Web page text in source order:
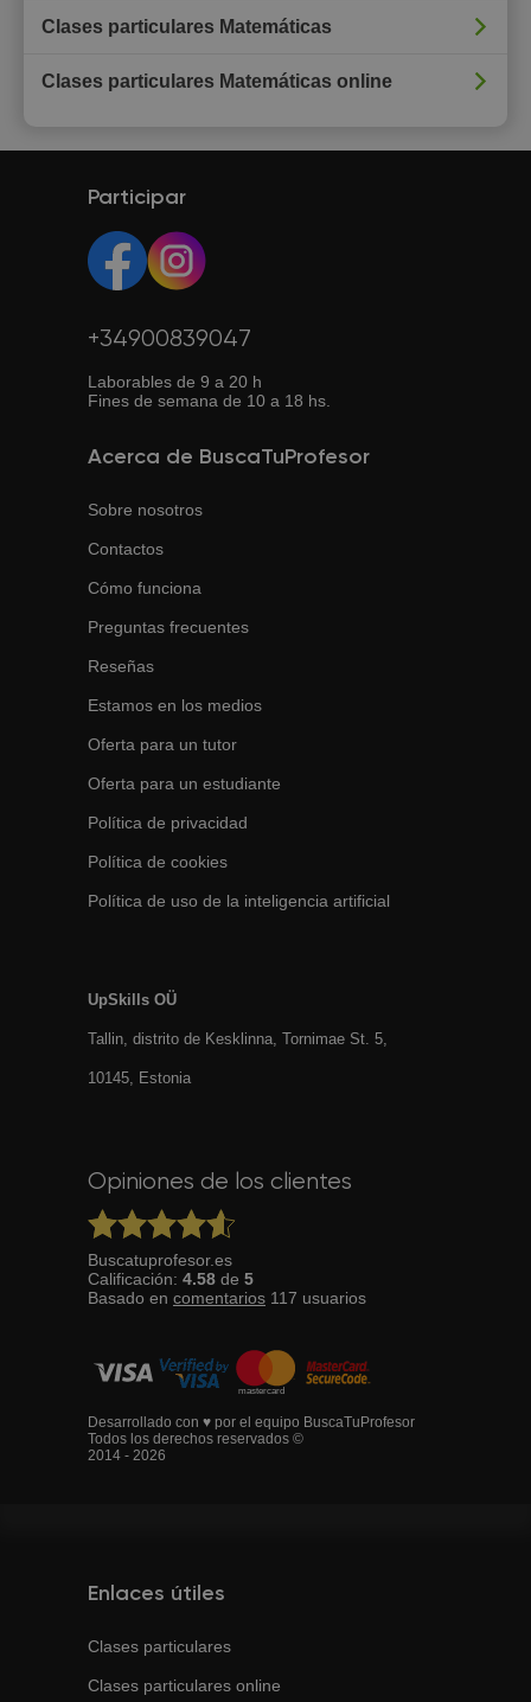
Clases particulares Matemáticas
Clases particulares Matemáticas online
Participar
+34900839047
Laborables de 9 a 20 h
Fines de semana de 10 a 18 hs.
Acerca de BuscaTuProfesor
Sobre nosotros
Contactos
Cómo funciona
Preguntas frecuentes
Reseñas
Estamos en los medios
Oferta para un tutor
Oferta para un estudiante
Política de privacidad
Política de cookies
Política de uso de la inteligencia artificial
UpSkills OÜ
Tallin, distrito de Kesklinna, Tornimаe St. 5,
10145, Estonia
Opiniones de los clientes
Buscatuprofesor.es
Calificación: 4.58 de 5
Basado en comentarios 117 usuarios
Desarrollado con ♥ por el equipo BuscaTuProfesor
Todos los derechos reservados ©
2014 - 2026
Enlaces útiles
Clases particulares
Clases particulares online